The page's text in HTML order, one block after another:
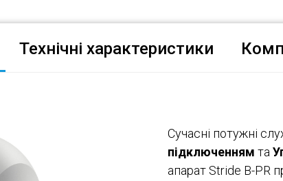
Технічні характеристики
Сучасні потужні
підключенням та
апарат Stride B-PR